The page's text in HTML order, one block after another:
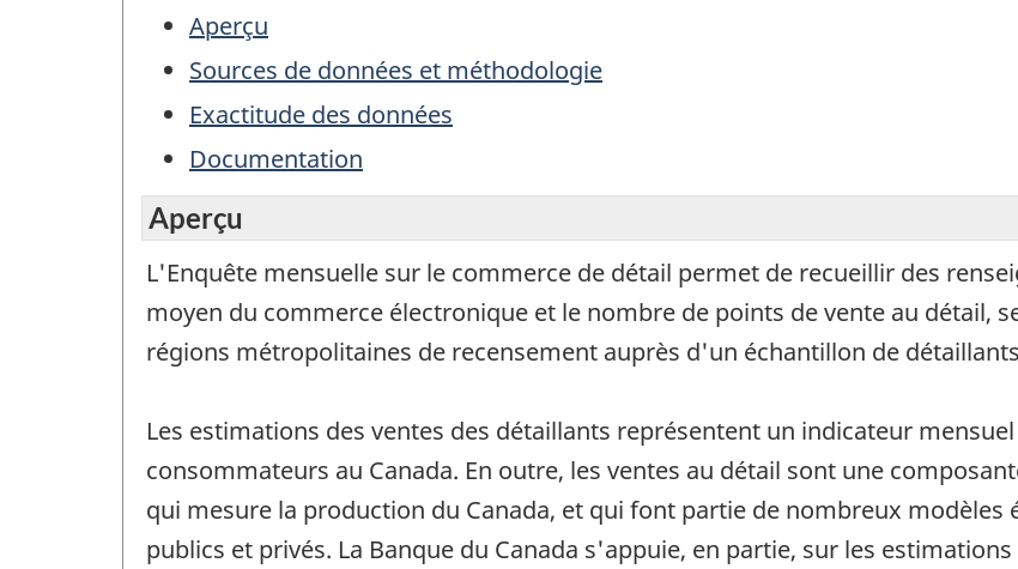
Aperçu
Sources de données et méthodologie
Exactitude des données
Documentation
Aperçu
L'Enquête mensuelle sur le commerce de détail permet de recueillir des
moyen du commerce électronique et le nombre de points de vente au détail,
régions métropolitaines de recensement auprès d'un échantillon de
Les estimations des ventes des détaillants représentent un indicateur
consommateurs au Canada. En outre, les ventes au détail sont une
qui mesure la production du Canada, et qui font partie de nombreux
publics et privés. La Banque du Canada s'appuie, en partie, sur les